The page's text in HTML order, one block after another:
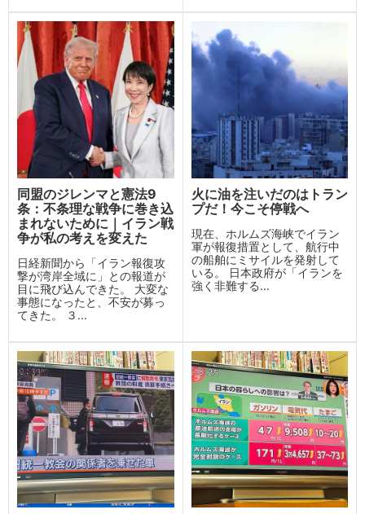
同盟のジレンマと憲法9
条：不条理な戦争に巻き込
まれないために｜イラン戦
争が私の考えを変えた
日経新聞から「イラン報復攻
撃が湾岸全域に」との報道が
目に飛び込んできた。 大変な
事態になったと、不安が募っ
てきた。 ３...
火に油を注いだのはトラン
プだ！今こそ停戦へ
現在、ホルムズ海峡でイラン
軍が報復措置として、航行中
の船舶にミサイルを発射して
いる。 日本政府が「イランを
強く非難する...